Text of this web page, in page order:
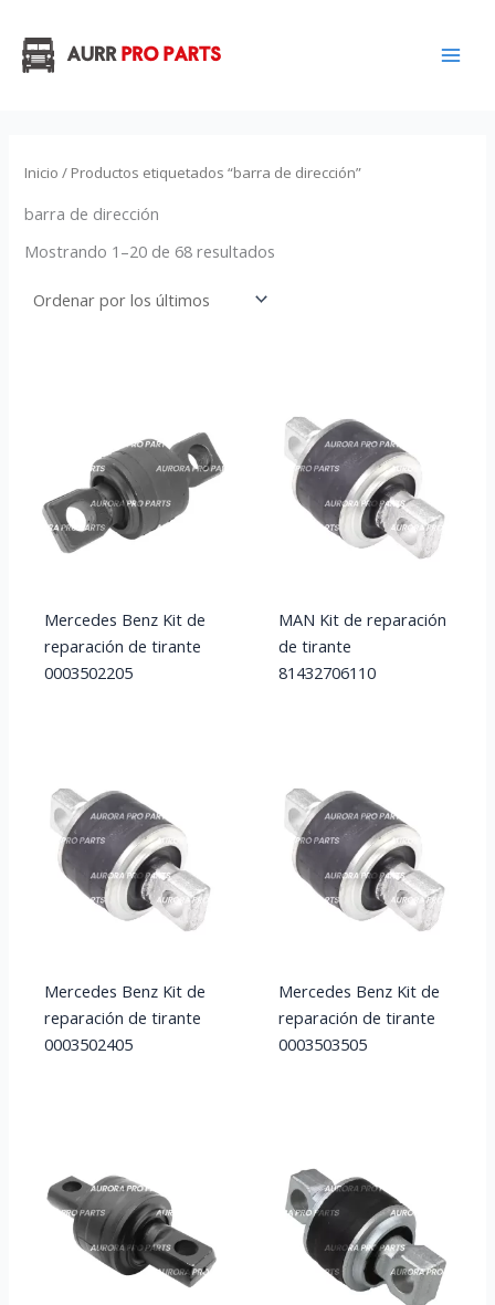
contenido
Inicio / Productos etiquetados “barra de dirección”
barra de dirección
Mostrando 1–20 de 68 resultados
Mercedes Benz Kit de
reparación de tirante
0003502205
MAN Kit de reparación
de tirante
81432706110
Mercedes Benz Kit de
reparación de tirante
0003502405
Mercedes Benz Kit de
reparación de tirante
0003503505